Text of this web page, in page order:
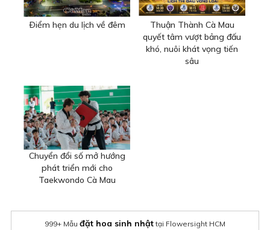
Ðiểm hẹn du lịch về đêm
Thuận Thành Cà Mau
quyết tâm vượt bảng đấu
khó, nuôi khát vọng tiến
sâu
Chuyển đổi số mở hướng
phát triển mới cho
Taekwondo Cà Mau
999+ Mẫu đặt hoa sinh nhậttại Flowersight HCM